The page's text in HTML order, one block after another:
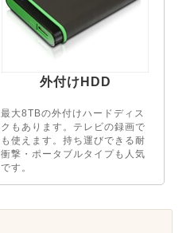
外付けHDD
最大8TBの外付けハードディス
クもあります。テレビの録画で
も使えます。持ち運びできる耐
衝撃・ポータブルタイプも人気
です。